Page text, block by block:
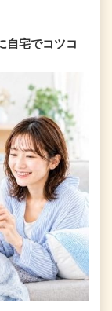
自宅でコツコ